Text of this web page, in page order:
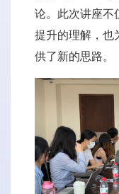
论。此次讲座不
提升的理解，也
供了新的思路。